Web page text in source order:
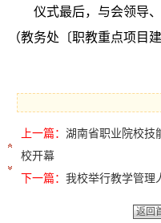
仪式最后，与会领导
（教务处 〔职教重点项目
上一篇： 湖南省职业院校技
校开幕
下一篇： 我校举行教学管理
返回